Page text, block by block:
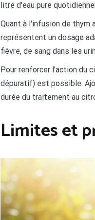
litre d'eau pure
Quant à l'infusion de thym
représentent un dosage
fièvre, de sang dans les
Pour renforcer l'action du
dépuratif) est possible.
durée du traitement au
Limites et